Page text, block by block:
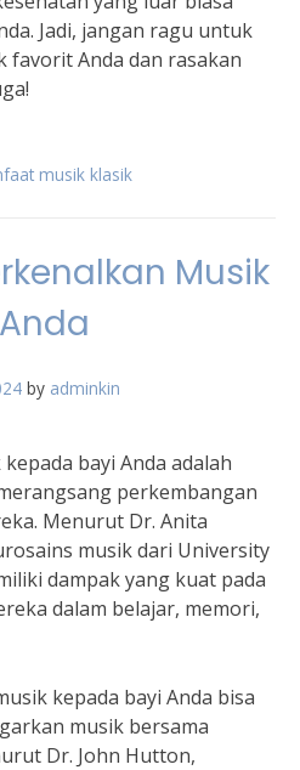
Jadi, jangan ragu untuk
favorit Anda dan rasakan
musik klasik
Musik
by adminkin
bayi Anda adalah
perkembangan
Menurut Dr. Anita
musik dari University
dampak yang kuat pada
dalam belajar, memori,
kepada bayi Anda bisa
musik bersama
Dr. John Hutton,